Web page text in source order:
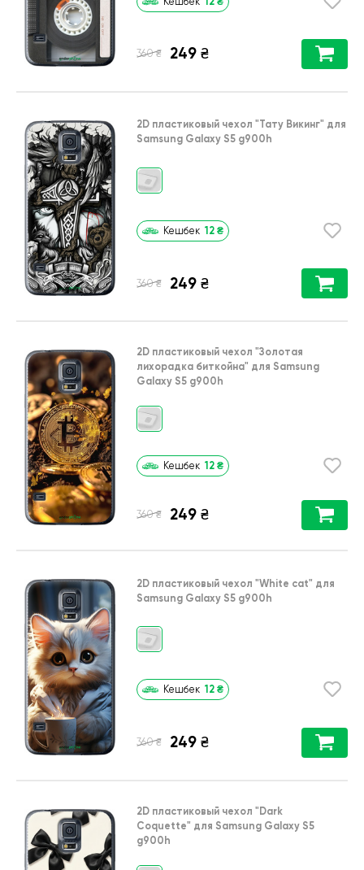
360 ₴ 249 ₴
2D пластиковый чехол "Тату Викинг" для
Samsung Galaxy S5 g900h
Кешбек 12 ₴
360 ₴ 249 ₴
2D пластиковый чехол "Золотая
лихорадка биткойна" для Samsung
Galaxy S5 g900h
Кешбек 12 ₴
360 ₴ 249 ₴
2D пластиковый чехол "White cat" для
Samsung Galaxy S5 g900h
Кешбек 12 ₴
360 ₴ 249 ₴
2D пластиковый чехол "Dark
Coquette" для Samsung Galaxy S5
g900h